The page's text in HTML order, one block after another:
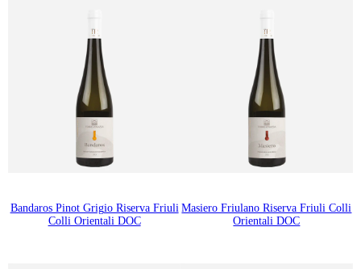
Bandaros Pinot Grigio Riserva Friuli
Colli Orientali DOC
Masiero Friulano Riserva Friuli Colli
Orientali DOC